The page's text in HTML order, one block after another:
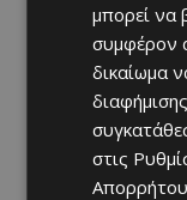
μπορεί να
συμφέρον
δικαίωμα
διαφήμισης
στις
Απορρήτου